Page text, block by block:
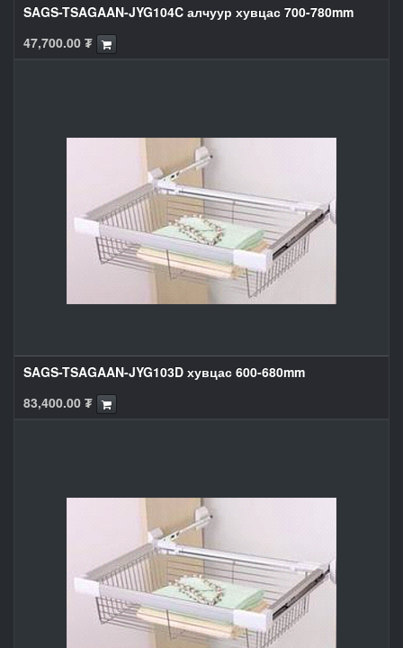
SAGS-TSAGAAN-JYG104C алчуур хувцас 700-780mm
47,700.00 ₮
SAGS-TSAGAAN-JYG103D хувцас 600-680mm
83,400.00 ₮